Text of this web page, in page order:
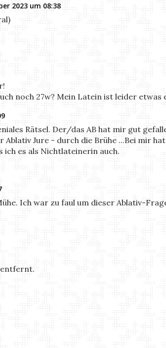
2023 um 08:38
noch 27w? Mein Latein ist leider etwas
Rätsel. Der/das AB hat mir gut
Ablativ Jure - durch die Brühe ...Bei mir
es als Nichtlateinerin auch.
Ich war zu faul um dieser Ablativ-